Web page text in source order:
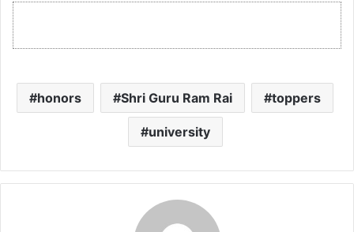
honors Shri Guru Ram Rai toppers
university